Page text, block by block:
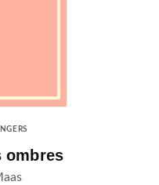
ombres